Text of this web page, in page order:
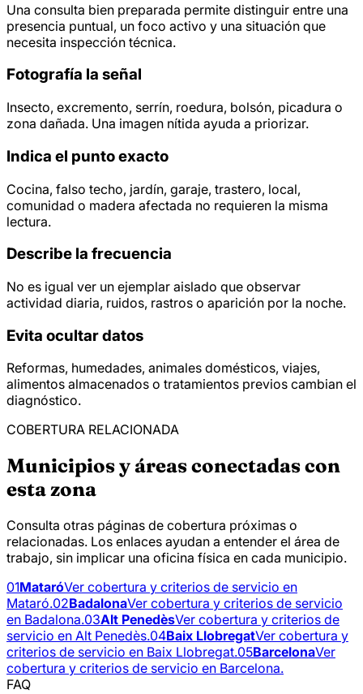
Una consulta bien preparada permite distinguir entre una
presencia puntual, un foco activo y una situación que
necesita inspección técnica.
Fotografía la señal
Insecto, excremento, serrín, roedura, bolsón, picadura o
zona dañada. Una imagen nítida ayuda a priorizar.
Indica el punto exacto
Cocina, falso techo, jardín, garaje, trastero, local,
comunidad o madera afectada no requieren la misma
lectura.
Describe la frecuencia
No es igual ver un ejemplar aislado que observar
actividad diaria, ruidos, rastros o aparición por la noche.
Evita ocultar datos
Reformas, humedades, animales domésticos, viajes,
alimentos almacenados o tratamientos previos cambian el
diagnóstico.
COBERTURA RELACIONADA
Municipios y áreas conectadas con
esta zona
Consulta otras páginas de cobertura próximas o
relacionadas. Los enlaces ayudan a entender el área de
trabajo, sin implicar una oficina física en cada municipio.
01MataróVer cobertura y criterios de servicio en
Mataró.02BadalonaVer cobertura y criterios de servicio
en Badalona.03Alt PenedèsVer cobertura y criterios de
servicio en Alt Penedès.04Baix LlobregatVer cobertura y
criterios de servicio en Baix Llobregat.05BarcelonaVer
cobertura y criterios de servicio en Barcelona.
FAQ